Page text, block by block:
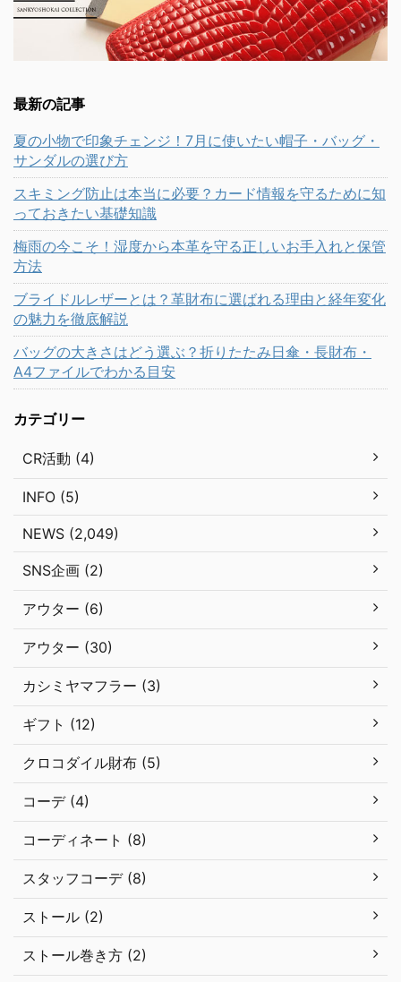
最新の記事
夏の小物で印象チェンジ！7月に使いたい帽子・バッグ・
サンダルの選び方
スキミング防止は本当に必要？カード情報を守るために知
っておきたい基礎知識
梅雨の今こそ！湿度から本革を守る正しいお手入れと保管
方法
ブライドルレザーとは？革財布に選ばれる理由と経年変化
の魅力を徹底解説
バッグの大きさはどう選ぶ？折りたたみ日傘・長財布・
A4ファイルでわかる目安
カテゴリー
CR活動 (4)
INFO (5)
NEWS (2,049)
SNS企画 (2)
アウター (6)
アウター (30)
カシミヤマフラー (3)
ギフト (12)
クロコダイル財布 (5)
コーデ (4)
コーディネート (8)
スタッフコーデ (8)
ストール (2)
ストール巻き方 (2)